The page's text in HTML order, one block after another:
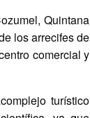
Quintana
los arrecifes de
comercial y
turístico